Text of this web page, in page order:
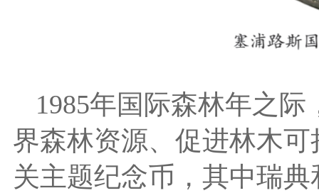
1985年国际森林年之
界森林资源、促进林木
关主题纪念币，其中瑞